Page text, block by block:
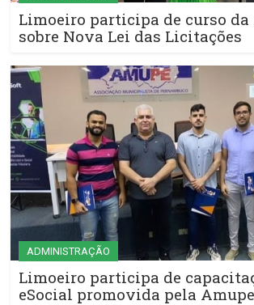
Limoeiro participa de curso da
sobre Nova Lei das Licitações
ADMINISTRAÇÃO
Limoeiro participa de
eSocial promovida pela Amupe